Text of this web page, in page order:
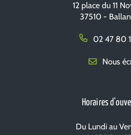
12 place du 11
37510 -
02 47 80
Nous
Horaires
Du Lundi au